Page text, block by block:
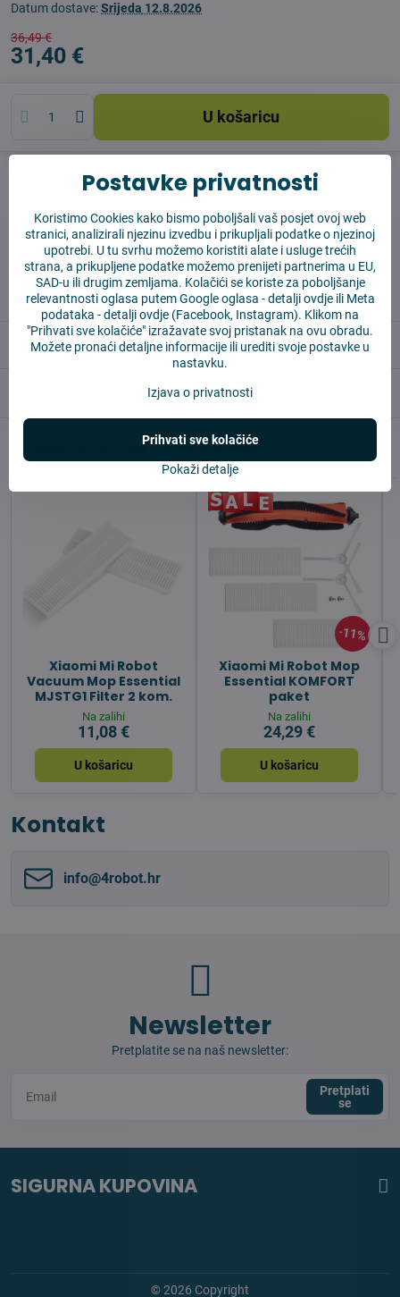
Datum dostave:Srijeda 12.8.2026
36,49 €
31,40 €
U košaricu
Pas čuvar Shippings
✅ Spremno za slanje odmah
✅ BESPLATNA dostava iznad 55 EUR
✅ 14 dana za povrat robe
Opis
Alternativni proizvodi
Xiaomi Mi Robot
Vacuum Mop Essential
MJSTG1 Filter 2 kom.
Na zalihi
11,08 €
U košaricu
11%
Xiaomi Mi Robot Mop
Essential KOMFORT
paket
Na zalihi
24,29 €
U košaricu
Kontakt
info​@4robot​.hr
Newsletter
Pretplatite se na naš newsletter:
Pretplati
se
SIGURNA KUPOVINA
©2026 Copyright
Postavke privatnosti
Koristimo Cookies kako bismo poboljšali vaš posjet ovoj web
stranici, analizirali njezinu izvedbu i prikupljali podatke o njezinoj
upotrebi. U tu svrhu možemo koristiti alate i usluge trećih
strana, a prikupljene podatke možemo prenijeti partnerima u EU,
SAD-u ili drugim zemljama. Kolačići se koriste za poboljšanje
relevantnosti oglasa putem Google oglasa -detalji ovdjeili Meta
podataka -detalji ovdje (Facebook, Instagram). Klikom na
"Prihvati sve kolačiće" izražavate svoj pristanak na ovu obradu.
Možete pronaći detaljne informacije ili urediti svoje postavke u
nastavku.
Izjava o privatnosti
Pokaži detalje
Prihvati sve kolačiće